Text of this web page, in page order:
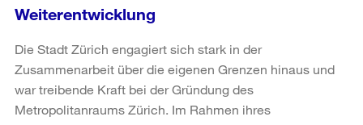
Weiterentwicklung
Die Stadt Zürich engagiert sich stark in der
Zusammenarbeit über die eigenen Grenzen hinaus und
war treibende Kraft bei der Gründung des
Metropolitanraums Zürich. Im Rahmen ihres